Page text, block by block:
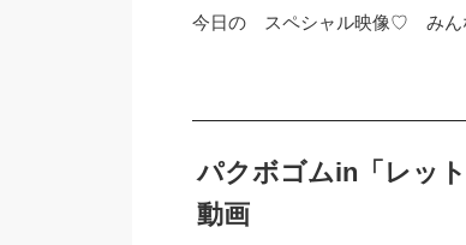
今日の スペシャル映像♡ みん
パクボゴムin「レッ
動画